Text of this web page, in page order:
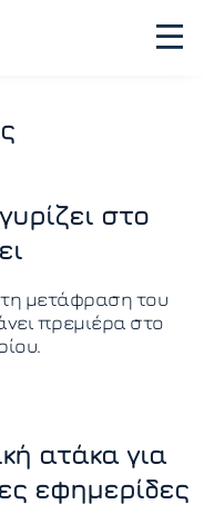
στο
μετάφραση του
πρεμιέρα στο
ατάκα για
εφημερίδες